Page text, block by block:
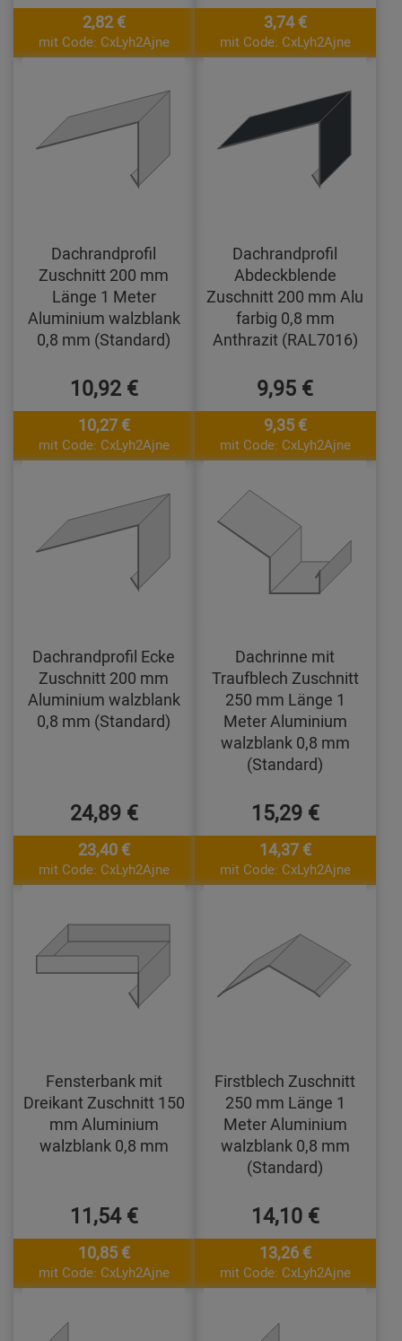
2,82 €
mit Code: CxLyh2Ajne
3,74 €
mit Code: CxLyh2Ajne
Dachrandprofil
Zuschnitt 200 mm
Länge 1 Meter
Aluminium walzblank
0,8 mm (Standard)
10,92 €
10,27 €
mit Code: CxLyh2Ajne
Dachrandprofil
Abdeckblende
Zuschnitt 200 mm Alu
farbig 0,8 mm
Anthrazit (RAL7016)
9,95 €
9,35 €
mit Code: CxLyh2Ajne
Dachrandprofil Ecke
Zuschnitt 200 mm
Aluminium walzblank
0,8 mm (Standard)
24,89 €
23,40 €
mit Code: CxLyh2Ajne
Dachrinne mit
Traufblech Zuschnitt
250 mm Länge 1
Meter Aluminium
walzblank 0,8 mm
(Standard)
15,29 €
14,37 €
mit Code: CxLyh2Ajne
Fensterbank mit
Dreikant Zuschnitt 150
mm Aluminium
walzblank 0,8 mm
11,54 €
10,85 €
mit Code: CxLyh2Ajne
Firstblech Zuschnitt
250 mm Länge 1
Meter Aluminium
walzblank 0,8 mm
(Standard)
14,10 €
13,26 €
mit Code: CxLyh2Ajne